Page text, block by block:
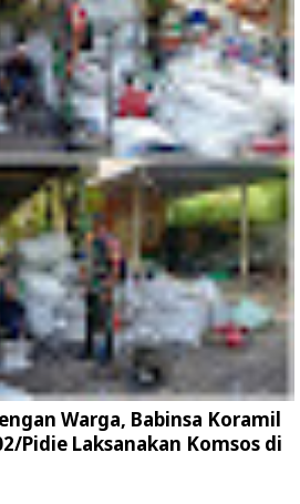
Warga, Babinsa Koramil
Pidie Laksanakan Komsos di